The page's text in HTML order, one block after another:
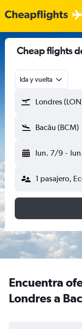
Cheap flights
Ida y vuelta
Londres
Bacău (BCM)
lun. 7/9 -
1 pasajero,
Encuentra
Londres a